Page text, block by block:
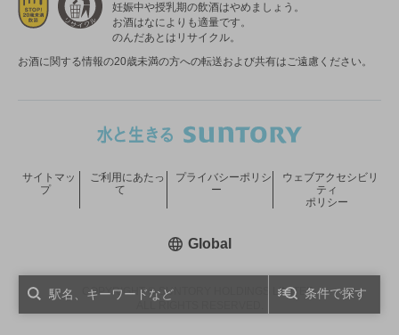
条件で探す
妊娠中や授乳期の飲酒はやめましょう。
お酒はなによりも適量です。
のんだあとはリサイクル。
お酒に関する情報の20歳未満の方への転送および共有はご遠慮ください。
COPYRIGHT © SUNTORY HOLDINGS LIMITED.
サイトマッ
プ
ご利用にあたっ
て
プライバシーポリシ
ー
ウェブアクセシビリ
ティ
ポリシー
Global新しいウィンドウで開く